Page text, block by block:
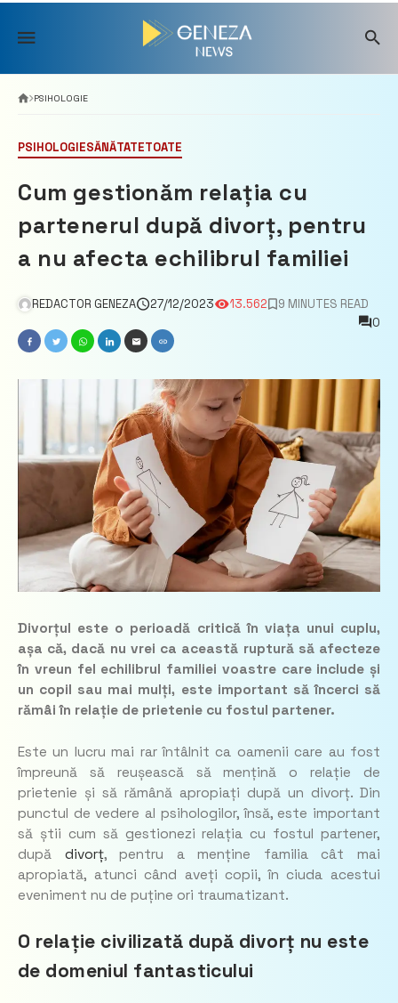
Skip
content
PSIHOLOGIE
PSIHOLOGIESĂNĂTATETOATE
Cum gestionăm relația cu
partenerul după divorț, pentru
a nu afecta echilibrul familiei
REDACTOR GENEZA 27/12/2023 13.562
9 MINUTES READ
0
Divorțul este o perioadă critică în viața unui cuplu,
așa că, dacă nu vrei ca această ruptură să afecteze
în vreun fel echilibrul familiei voastre care include și
un copil sau mai mulți, este important să încerci să
rămâi în relație de prietenie cu fostul partener.
Este un lucru mai rar întâlnit ca oamenii care au fost
împreună să reușească să mențină o relație de
prietenie și să rămână apropiați după un divorț. Din
punctul de vedere al psihologilor, însă, este important
să știi cum să gestionezi relația cu fostul partener,
după divorț, pentru a menține familia cât mai
apropiată, atunci când aveți copii, în ciuda acestui
eveniment nu de puține ori traumatizant.
O relație civilizată după divorț nu este
de domeniul fantasticului